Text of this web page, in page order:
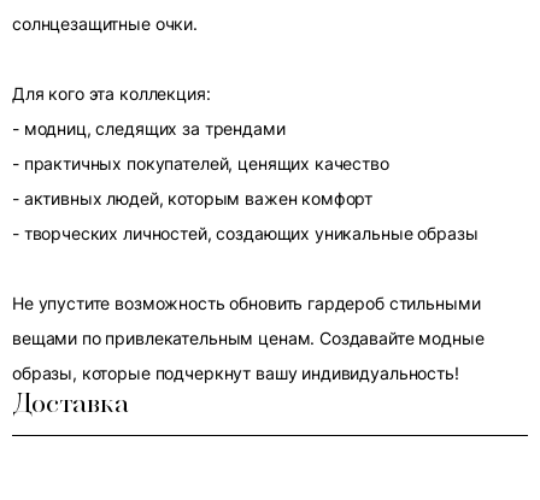
солнцезащитные очки.
Для кого эта коллекция:
- модниц, следящих за трендами
- практичных покупателей, ценящих качество
- активных людей, которым важен комфорт
- творческих личностей, создающих уникальные образы
Не упустите возможность обновить гардероб стильными
вещами по привлекательным ценам. Создавайте модные
образы, которые подчеркнут вашу индивидуальность!
Доставка